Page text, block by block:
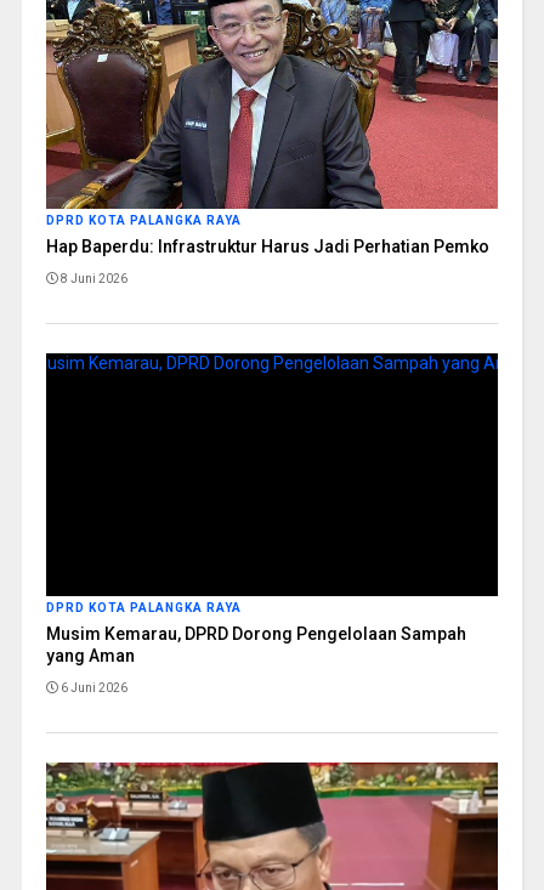
DPRD KOTA PALANGKA RAYA
Hap Baperdu: Infrastruktur Harus Jadi Perhatian Pemko
8 Juni 2026
DPRD KOTA PALANGKA RAYA
Musim Kemarau, DPRD Dorong Pengelolaan Sampah
yang Aman
6 Juni 2026